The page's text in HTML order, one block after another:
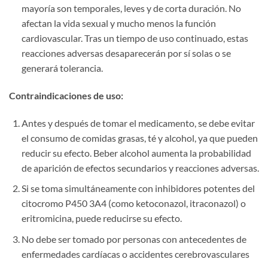
mayoría son temporales, leves y de corta duración. No
afectan la vida sexual y mucho menos la función
cardiovascular. Tras un tiempo de uso continuado, estas
reacciones adversas desaparecerán por sí solas o se
generará tolerancia.
Contraindicaciones de uso:​
Antes y después de tomar el medicamento, se debe evitar
el consumo de comidas grasas, té y alcohol, ya que pueden
reducir su efecto. Beber alcohol aumenta la probabilidad
de aparición de efectos secundarios y reacciones adversas.
Si se toma simultáneamente con inhibidores potentes del
citocromo P450 3A4 (como ketoconazol, itraconazol) o
eritromicina, puede reducirse su efecto.
No debe ser tomado por personas con antecedentes de
enfermedades cardíacas o accidentes cerebrovasculares